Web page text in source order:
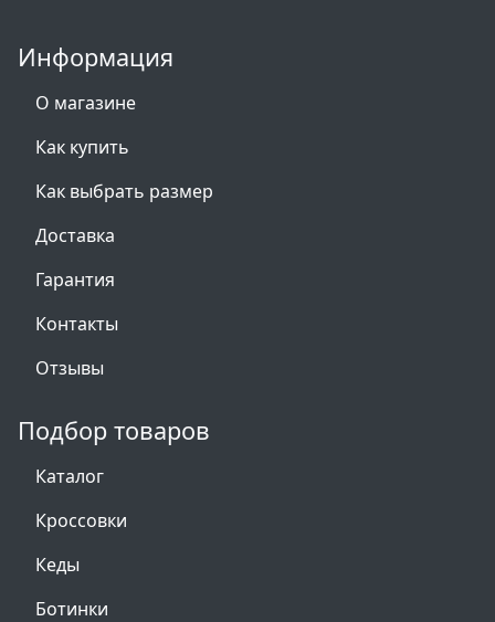
Информация
О магазине
Как купить
Как выбрать размер
Доставка
Гарантия
Контакты
Отзывы
Подбор товаров
Каталог
Кроссовки
Кеды
Ботинки